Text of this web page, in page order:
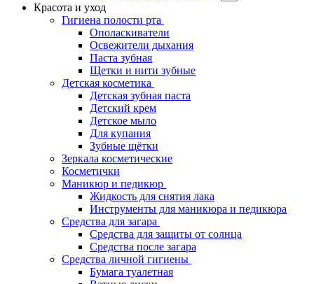
Красота и уход
Гигиена полости рта
Ополаскиватели
Освежители дыхания
Паста зубная
Щетки и нити зубные
Детская косметика
Детская зубная паста
Детский крем
Детское мыло
Для купания
Зубные щётки
Зеркала косметические
Косметички
Маникюр и педикюр
Жидкость для снятия лака
Инструменты для маникюра и педикюра
Средства для загара
Средства для защиты от солнца
Средства после загара
Средства личной гигиены
Бумага туалетная